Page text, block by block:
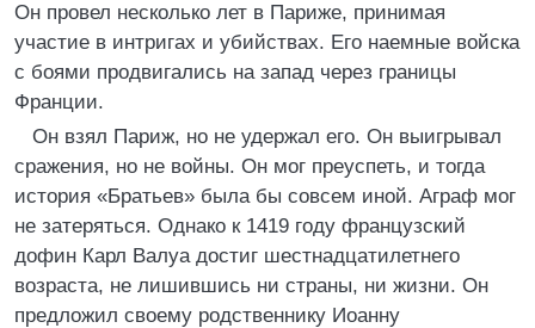
Он провел несколько лет в Париже, принимая
участие в интригах и убийствах. Его наемные войска
с боями продвигались на запад через границы
Франции.
Он взял Париж, но не удержал его. Он выигрывал
сражения, но не войны. Он мог преуспеть, и тогда
история «Братьев» была бы совсем иной. Аграф мог
не затеряться. Однако к 1419 году французский
дофин Карл Валуа достиг шестнадцатилетнего
возраста, не лишившись ни страны, ни жизни. Он
предложил своему родственнику Иоанну